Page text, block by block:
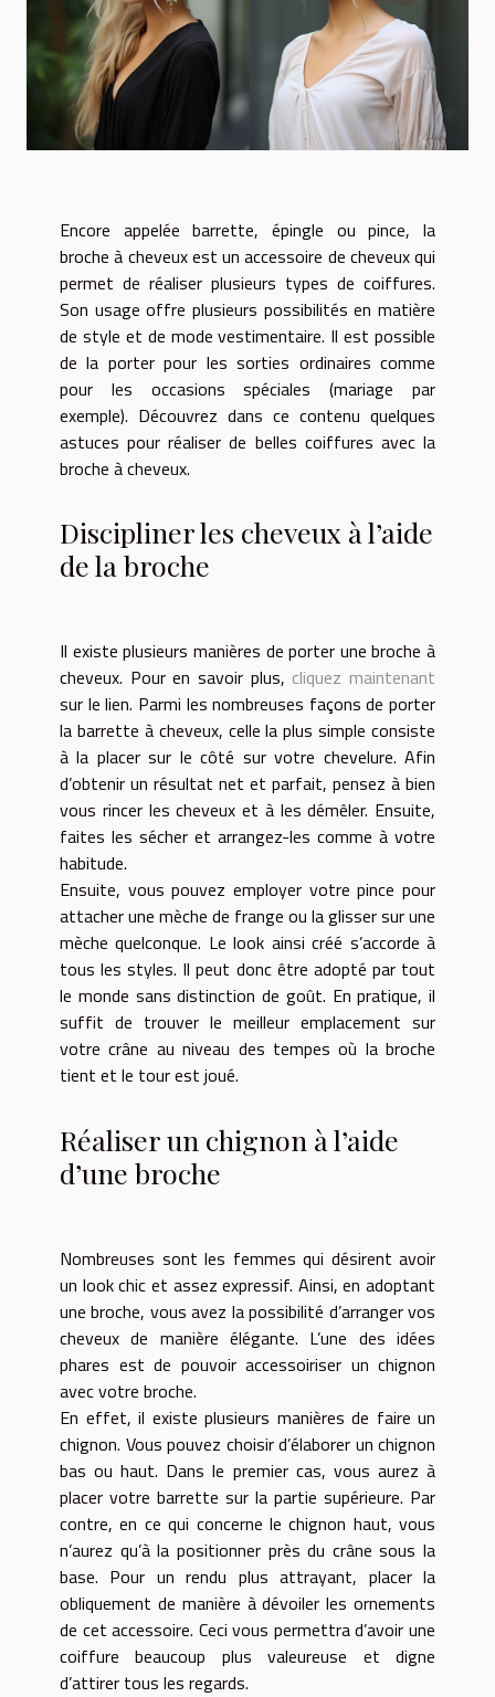
Encore appelée barrette, épingle ou pince, la
broche à cheveux est un accessoire de cheveux qui
permet de réaliser plusieurs types de coiffures.
Son usage offre plusieurs possibilités en matière
de style et de mode vestimentaire. Il est possible
de la porter pour les sorties ordinaires comme
pour les occasions spéciales (mariage par
exemple). Découvrez dans ce contenu quelques
astuces pour réaliser de belles coiffures avec la
broche à cheveux.
Discipliner les cheveux à l’aide
de la broche
Il existe plusieurs manières de porter une broche à
cheveux. Pour en savoir plus, cliquez maintenant
sur le lien. Parmi les nombreuses façons de porter
la barrette à cheveux, celle la plus simple consiste
à la placer sur le côté sur votre chevelure. Afin
d’obtenir un résultat net et parfait, pensez à bien
vous rincer les cheveux et à les démêler. Ensuite,
faites les sécher et arrangez-les comme à votre
habitude.
Ensuite, vous pouvez employer votre pince pour
attacher une mèche de frange ou la glisser sur une
mèche quelconque. Le look ainsi créé s’accorde à
tous les styles. Il peut donc être adopté par tout
le monde sans distinction de goût. En pratique, il
suffit de trouver le meilleur emplacement sur
votre crâne au niveau des tempes où la broche
tient et le tour est joué.
Réaliser un chignon à l’aide
d’une broche
Nombreuses sont les femmes qui désirent avoir
un look chic et assez expressif. Ainsi, en adoptant
une broche, vous avez la possibilité d’arranger vos
cheveux de manière élégante. L’une des idées
phares est de pouvoir accessoiriser un chignon
avec votre broche.
En effet, il existe plusieurs manières de faire un
chignon. Vous pouvez choisir d’élaborer un chignon
bas ou haut. Dans le premier cas, vous aurez à
placer votre barrette sur la partie supérieure. Par
contre, en ce qui concerne le chignon haut, vous
n’aurez qu’à la positionner près du crâne sous la
base. Pour un rendu plus attrayant, placer la
obliquement de manière à dévoiler les ornements
de cet accessoire. Ceci vous permettra d’avoir une
coiffure beaucoup plus valeureuse et digne
d’attirer tous les regards.